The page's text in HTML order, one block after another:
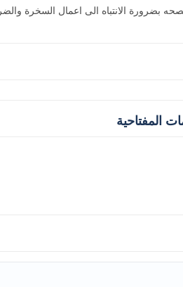
بضرورة الانتباه الى اعمال السخرة
المفتاحية